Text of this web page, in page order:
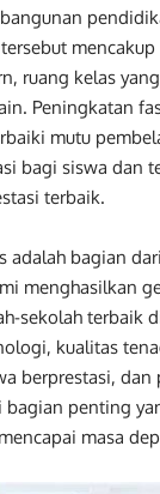
ruang kelas
Peningkatan
mutu
bagi siswa dan
terbaik.
adalah bagian
menghasilkan
sekolah terbaik
kualitas
berprestasi,
penting
masa